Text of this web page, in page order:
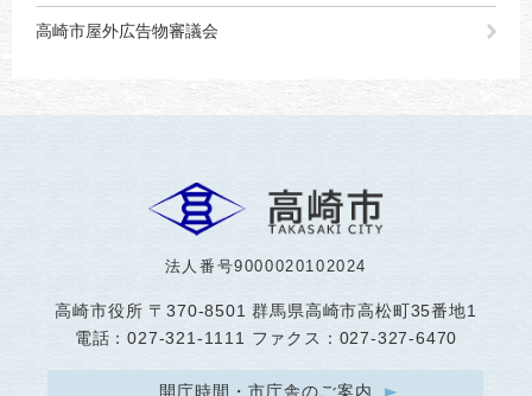
高崎市屋外広告物審議会
法人番号9000020102024
高崎市役所 〒370-8501 群馬県高崎市高松町35番地1
電話：027-321-1111 ファクス：027-327-6470
開庁時間・市庁舎のご案内